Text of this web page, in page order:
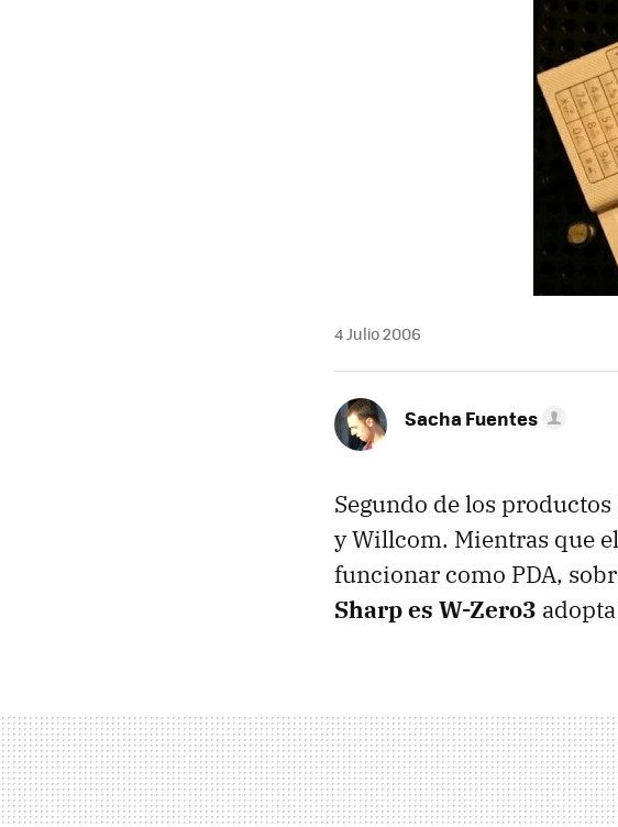
4 Julio 2006
Sacha Fuentes
Segundo de los
y Willcom. Mientras que
funcionar como PDA,
Sharp es W-Zero3